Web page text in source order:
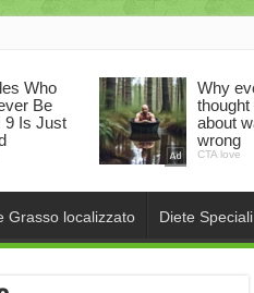
Grasso localizzato Diete Speciali